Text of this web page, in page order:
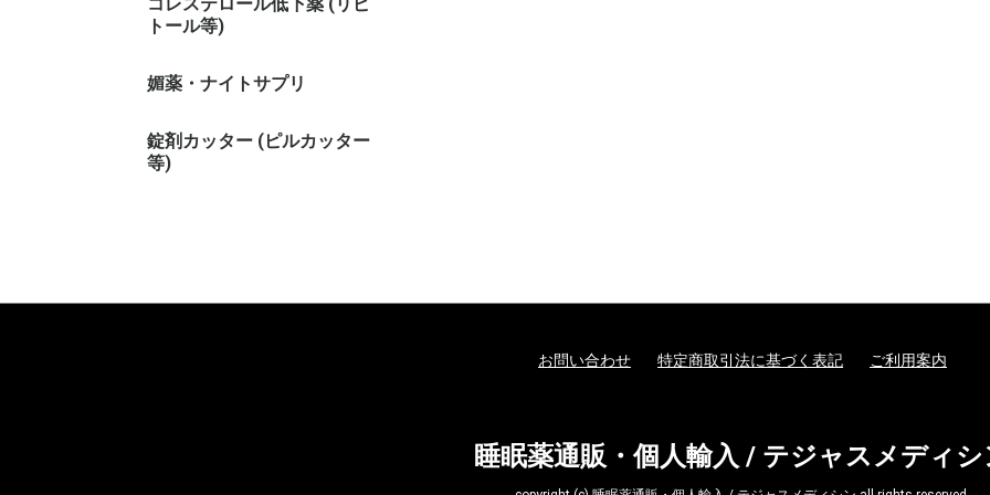
コレステロール低下薬 (リピ
トール等)
媚薬・ナイトサプリ
錠剤カッター (ピルカッター
等)
お問い合わせ 特定商取引法に基づく表記 ご利用案内
睡眠薬通販・個人輸入 / テジャスメディシ